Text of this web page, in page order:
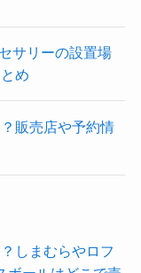
サリーの設置場
め
販売店や予約情
しまむらやロフ